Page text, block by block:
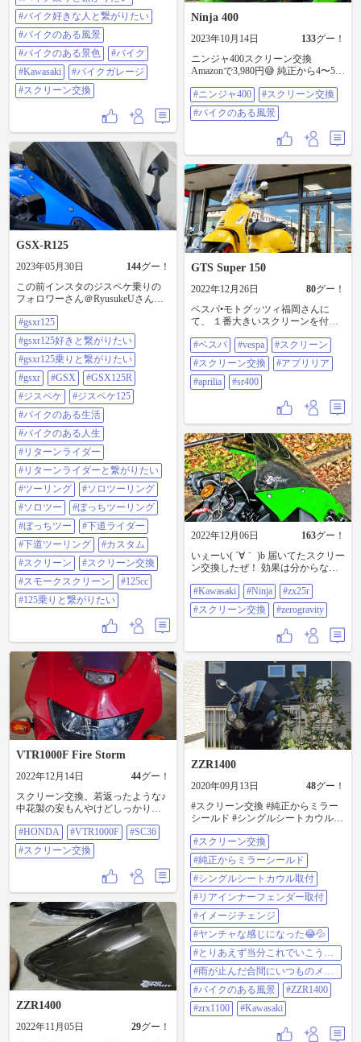
みな顔になった🤭 ⁡⁡ ⁡⁡ ⁡⁡ #バイク乗りと
繋がりたい #バイク好きな人と繋が
りたい #バイクのある風景 #バイク
のある景色 #バイク #kawasaki #バイ
クガレージ #スクリーン交換
#バイク好きな人と繋がりたい
#バイクのある風景
#バイクのある景色
#バイク
#Kawasaki
#バイクガレージ
#スクリーン交換
Ninja 400
2023年10月14日 133グー！
ニンジャ400スクリーン交換
Amazonで3,980円😅 純正から4〜5セ
いい感じ #ニンジャ400 #スクリー
ン交換 #バイクのある風景
#ニンジャ400
#スクリーン交換
#バイクのある風景
GSX-R125
2023年05月30日 144グー！
この前インスタのジスペケ乗りの
フォロワーさん＠RyusukeUさんか
換しました😊 何か引き締まってえ
え感じ。 完全な自己満足😂 ネット
でジスペケスクリーン交換の際、
スクリーンを止めるウォルナット
紛失注意！とか書いてあったけ
ど、 見事にウォルナット２つ紛失
しました😂 慌てて行き付けのバイ
ク屋に部品注文。 ＠Ryusuke Uさん
ありがとうございます😊 #gsxr125
#gsxr125好きと繋がりたい #gsxr125
乗りと繋がりたい #gsxr #gsx
#gsx125r #ジスペケ #ジスペケ125 #
バイクのある生活 #バイクのある人
生 #リターンライダー #リターンラ
イダーと繋がりたい #ツーリング #
ソロツーリング #ソロツー #ぼっち
ツーリング #ぼっちツー #下道ライ
ダー #下道ツーリング #カスタム #
スクリーン #スクリーン交換 #スモ
ークスクリーン #125cc #125乗りと
繋がりたい
#gsxr125
#gsxr125好きと繋がりたい
#gsxr125乗りと繋がりたい
#gsxr
#GSX
#GSX125R
#ジスペケ
#ジスペケ125
#バイクのある生活
#バイクのある人生
#リターンライダー
#リターンライダーと繋がりたい
#ツーリング
#ソロツーリング
#ソロツー
#ぼっちツーリング
#ぼっちツー
#下道ライダー
#下道ツーリング
#カスタム
#スクリーン
#スクリーン交換
#スモークスクリーン
#125cc
#125乗りと繋がりたい
GTS Super 150
2022年12月26日 80グー！
ベスパ•モトグッツィ福岡さんに
て、 １番大きいスクリーンを付け
変わり、ヨーロッパの紳士が乗っ
てそうな雰囲気になりました。 帰
りの高速で、絶大なる効果を体感❗️
そよ風の中を走ってるような感覚
リングも快適です👍 同時にリアブ
レーキの鳴きも治してもらいまし
には気になっていた、アプリリア
RS660が。 コンパクトで面白そう♪
SR好きな店長なので、SRの中古も
複数並んでいました。 （いいお値
段💧） #ベスパ #vespa #スクリーン
#スクリーン交換 #アプリリア
#aprilia #sr400
#ベスパ #vespa
#スクリーン
#スクリーン交換
#アプリリア
#aprilia
#sr400
VTR1000F Fire Storm
2022年12月14日 44グー！
スクリーン交換。若返ったような♪
中花製の安もんやけどしっかりし
題。。。 #honda #vtr1000f #sc36 #ス
クリーン交換
#HONDA #VTR1000F
#SC36
#スクリーン交換
2022年12月06日 163グー！
いぇーい( ´∀｀ )b 届いてたスクリー
ン交換したぜ！ 効果は分からない
がする✨ 寒くなって最近あまり乗
れて無いけど💦 #kawasaki #ninja
#zx25r #スクリーン交換 #zerogravity
#Kawasaki #Ninja
#zx25r
#スクリーン交換
#zerogravity
ZZR1400
2022年11月05日 29グー！
ZZR1400
2020年09月13日 48グー！
#スクリーン交換 #純正からミラー
シールド #シングルシートカウル取
イメージチェンジ #ヤンチャな感じ
になった😂💦 #とりあえず当分これ
でいこうかな💦 #雨が止んだ合間に
いつものメンバーでプチツーリン
グ #バイクのある風景 #ZZR1400
#ZRX1100 #Kawasaki
#スクリーン交換
#純正からミラーシールド
#シングルシートカウル取付
#リアインナーフェンダー取付
#イメージチェンジ
#ヤンチャな感じになった😂💦
#とりあえず当分これでいこうか
な💦
#雨が止んだ合間にいつものメン
バーでプチツーリング
#バイクのある風景
#ZZR1400
#zrx1100
#Kawasaki